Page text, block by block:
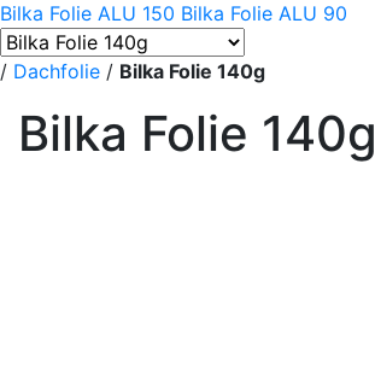
Bilka Folie ALU 150 Bilka Folie ALU 90
/ Dachfolie / Bilka Folie 140g
Bilka Folie 140g